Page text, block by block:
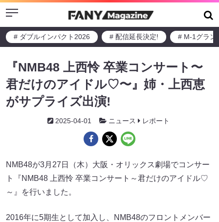
Menu
# ダブルインパクト2026 # 配信延長決定! # M-1グラン
『NMB48 上西怜 卒業コンサート〜
君だけのアイドル♡〜』姉・上西恵
がサプライズ出演!
2025-04-01 ニュース レポート
NMB48が3月27日（木）大阪・オリックス劇場でコンサー
ト『NMB48 上西怜 卒業コンサート～君だけのアイドル♡
～』を行いました。
2016年に5期生として加入し、NMB48のフロントメンバー